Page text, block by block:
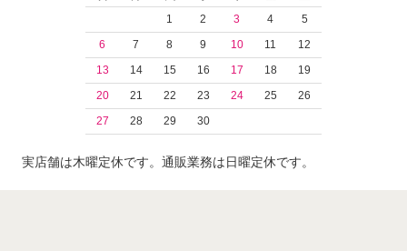
1
2 3 4
5
6
7 8 9 10 11
12
13
14 15 16 17 18
19
20
21 22 23 24 25
26
27
28 29 30
実店舗は木曜定休です。通販業務は日曜定休です。